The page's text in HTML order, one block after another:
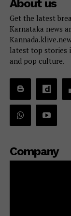
About us
Get the latest
Karnataka news
latest top stories
and pop culture.
Company